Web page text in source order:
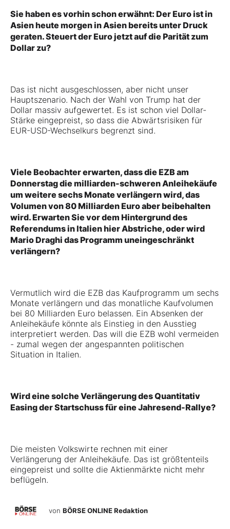
Sie haben es vorhin schon erwähnt: Der Euro ist in
Asien heute morgen in Asien bereits unter Druck
geraten. Steuert der Euro jetzt auf die Parität zum
Dollar zu?
Das ist nicht ausgeschlossen, aber nicht unser
Hauptszenario. Nach der Wahl von Trump hat der
Dollar massiv aufgewertet. Es ist schon viel Dollar-
Stärke eingepreist, so dass die Abwärtsrisiken für
EUR-USD-Wechselkurs begrenzt sind.
Viele Beobachter erwarten, dass die EZB am
Donnerstag die milliarden-schweren Anleihekäufe
um weitere sechs Monate verlängern wird, das
Volumen von 80 Milliarden Euro aber beibehalten
wird. Erwarten Sie vor dem Hintergrund des
Referendums in Italien hier Abstriche, oder wird
Mario Draghi das Programm uneingeschränkt
verlängern?
Vermutlich wird die EZB das Kaufprogramm um sechs
Monate verlängern und das monatliche Kaufvolumen
bei 80 Milliarden Euro belassen. Ein Absenken der
Anleihekäufe könnte als Einstieg in den Ausstieg
interpretiert werden. Das will die EZB wohl vermeiden
- zumal wegen der angespannten politischen
Situation in Italien.
Wird eine solche Verlängerung des Quantitativ
Easing der Startschuss für eine Jahresend-Rallye?
Die meisten Volkswirte rechnen mit einer
Verlängerung der Anleihekäufe. Das ist größtenteils
eingepreist und sollte die Aktienmärkte nicht mehr
beflügeln.
von BÖRSE ONLINE Redaktion